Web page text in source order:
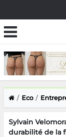
Eco
Sylvain
durabilité de la